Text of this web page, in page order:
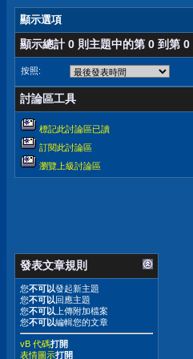
顯示選項
顯示總計 0 則主題中的第 0 到第 0
按照:
討論區工具
標記此討論區已讀
訂閱此討論區
瀏覽上級討論區
發表文章規則
您不可以發起新主題
您不可以回應主題
您不可以 上傳附加檔案
您不可以編輯您的文章
vB 代碼打開
表情圖示打開